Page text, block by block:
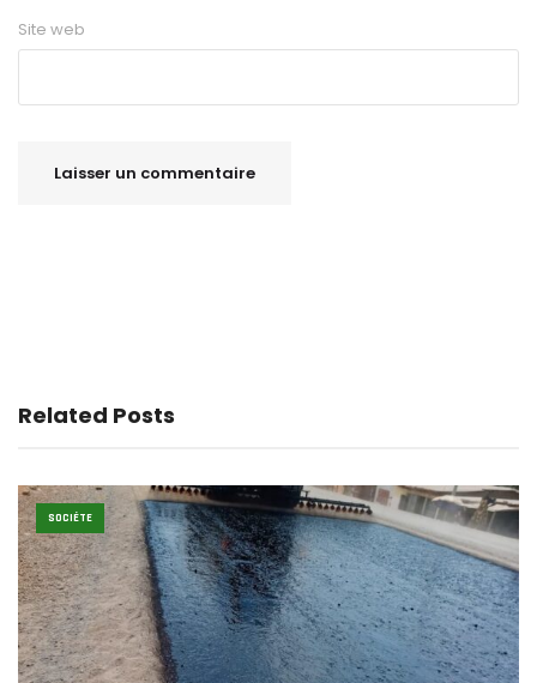
Site web
Related Posts
SOCIÉTE